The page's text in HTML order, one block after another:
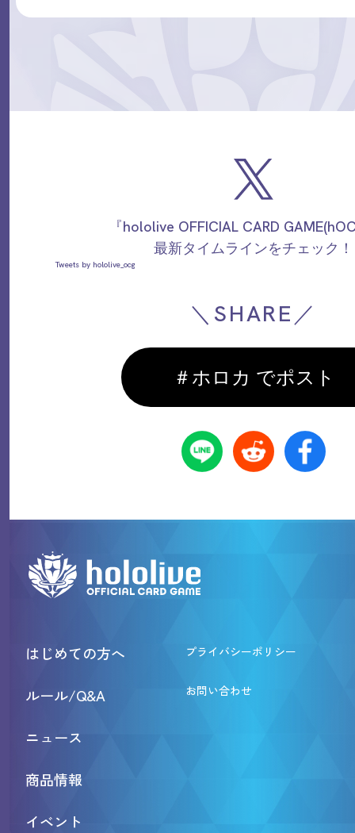
『hololive OFFICIAL CARD
最新タイムラインをチェック！
Tweets by hololive_ocg
＼SHARE／
＃ホロカ でポスト
はじめての方へ
ルール/Q&A
ニュース
商品情報
イベント
プライバシーポリシー
お問い合わせ